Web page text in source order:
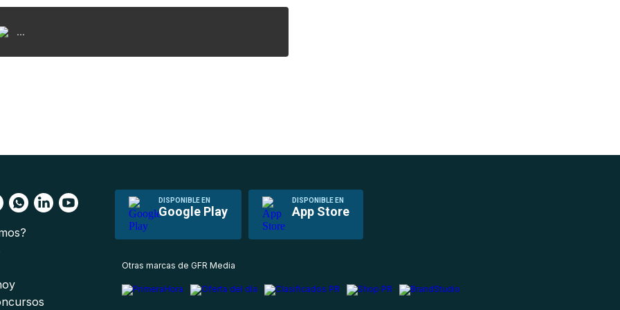
...
DISPONIBLE EN
Google Play
DISPONIBLE EN
App Store
Otras marcas de GFR Media